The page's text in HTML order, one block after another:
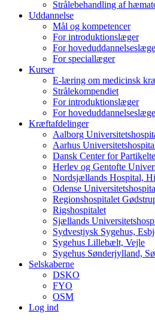
Strålebehandling af
Uddannelse
Mål og kompetencer
For introduktionslæger
For
For speciallæger
Kurser
E-læring om medicinsk
Strålekompendiet
For introduktionslæger
For
Kræftafdelinger
Aalborg
Aarhus
Dansk Center for
Herlev og Gentofte
Nordsjællands Hospital,
Odense
Regionshospitalet
Rigshospitalet
Sjællands
Sydvestjysk Sygehus,
Sygehus Lillebælt, Vejle
Sygehus Sønderjylland,
Selskaberne
DSKO
FYO
OSM
Log ind